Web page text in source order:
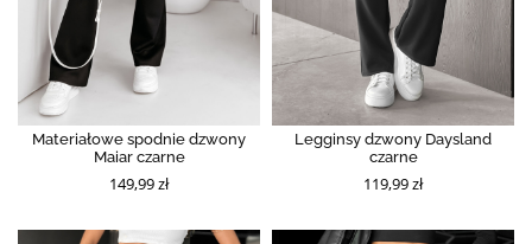
Materiałowe spodnie dzwony
Maiar czarne
149,99 zł
Legginsy dzwony Daysland
czarne
119,99 zł